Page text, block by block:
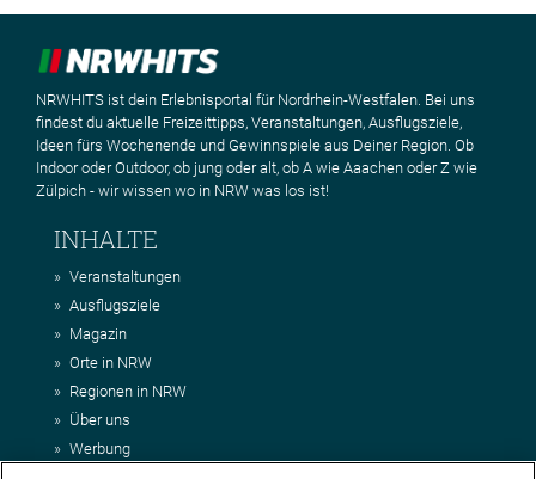
NRWHITS ist dein Erlebnisportal für Nordrhein-Westfalen. Bei uns
findest du aktuelle Freizeittipps, Veranstaltungen, Ausflugsziele,
Ideen fürs Wochenende und Gewinnspiele aus Deiner Region. Ob
Indoor oder Outdoor, ob jung oder alt, ob A wie Aaachen oder Z wie
Zülpich - wir wissen wo in NRW was los ist!
INHALTE
Veranstaltungen
Ausflugsziele
Magazin
Orte in NRW
Regionen in NRW
Über uns
Werbung